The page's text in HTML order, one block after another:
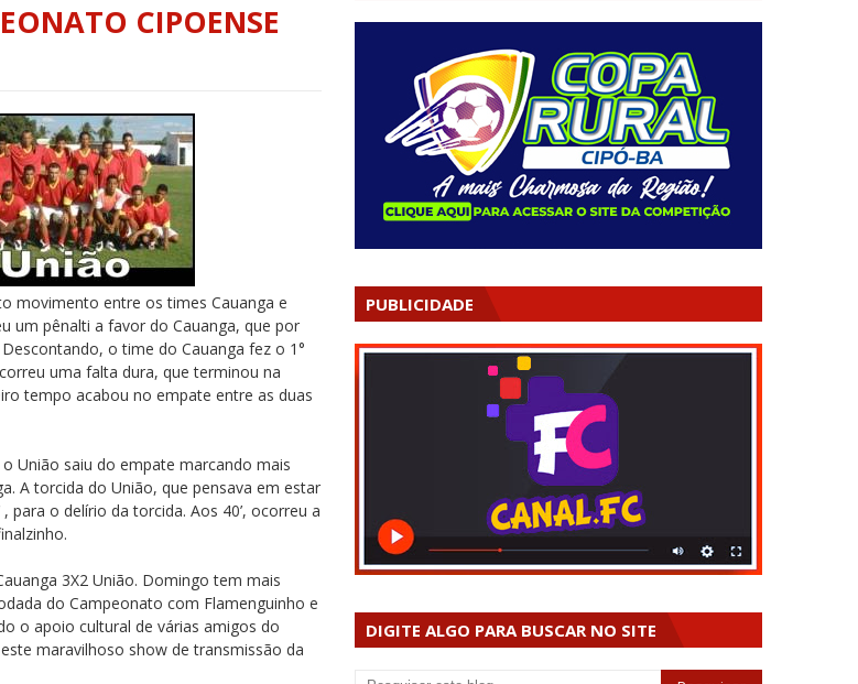
CIPOENSE
movimento entre os times Cauanga e
um pênalti a favor do Cauanga, que por
o time do Cauanga fez o 1°
uma falta dura, que terminou na
tempo acabou no empate entre as duas
União saiu do empate marcando mais
A torcida do União, que pensava em estar
o delírio da torcida. Aos 40’, ocorreu a
3X2 União. Domingo tem mais
do Campeonato com Flamenguinho e
o apoio cultural de várias amigos do
maravilhoso show de transmissão da
PUBLICIDADE
DIGITE ALGO PARA BUSCAR NO SITE